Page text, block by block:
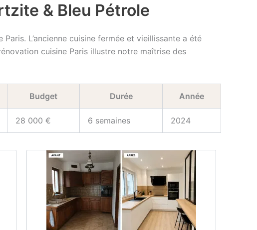
& Bleu Pétrole
L’ancienne cuisine fermée et vieillissante a été
cuisine Paris illustre notre maîtrise des
Budget Durée Année
28 000 € 6 semaines 2024